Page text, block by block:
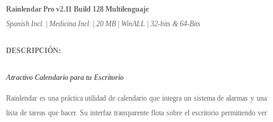
Rainlendar Pro v2.11 Build 128 Multilenguaje
Spanish Incl. | Medicina Incl. | 20 MB | WinALL | 32-bits & 64-Bits
DESCRIPCIÓN:
Atractivo Calendario para tu Escritorio
Rainlendar es una práctica utilidad de calendario que integra un sistema de alarmas y una
lista de tareas que hacer. Su interfaz transparente flota sobre el escritorio permitiendo ver